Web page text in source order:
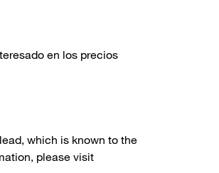
en los precios
which is known to the
please visit